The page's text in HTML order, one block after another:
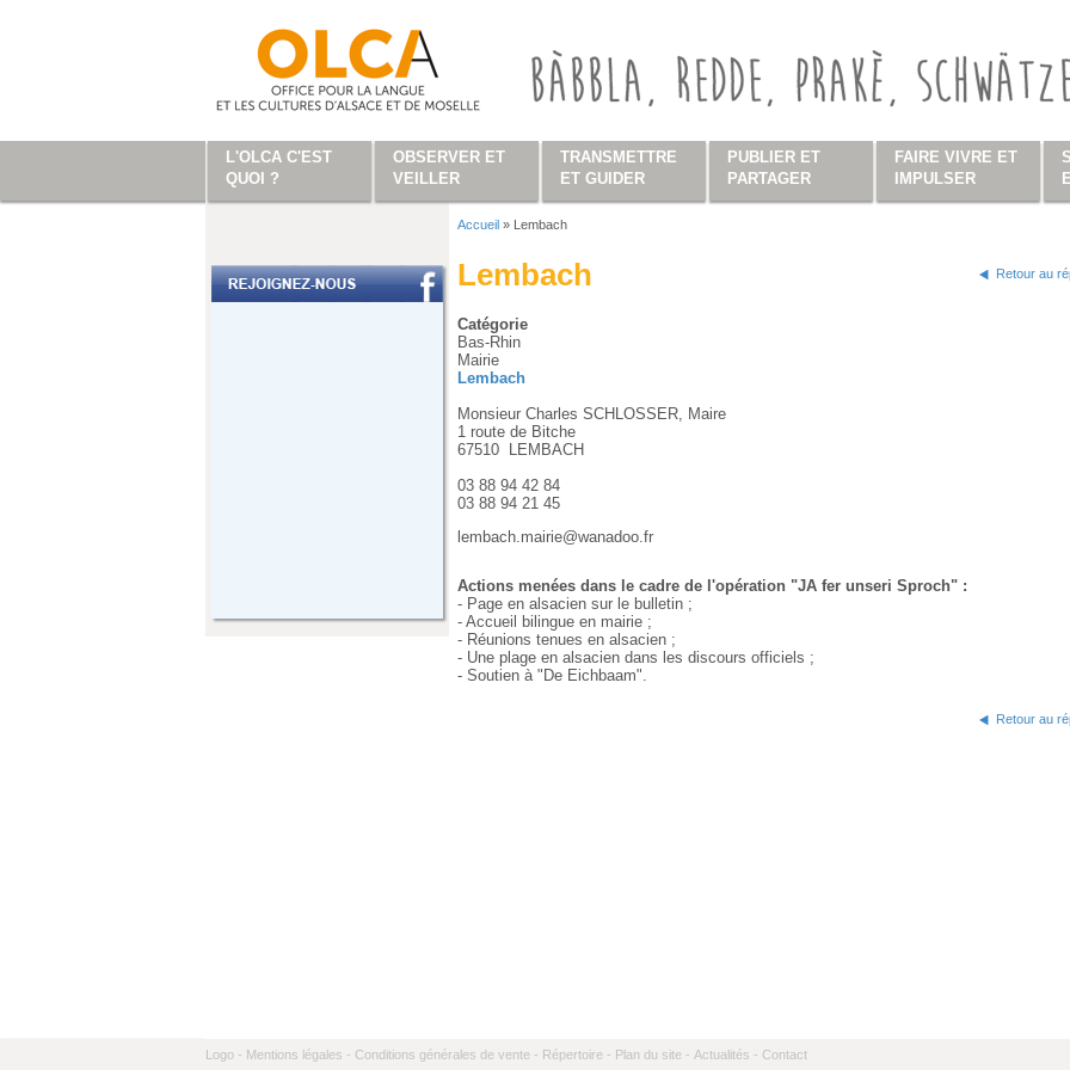
Accueil » Lembach
Retour au
Lembach
Catégorie
Bas-Rhin
Mairie
Lembach
Monsieur Charles SCHLOSSER, Maire
1 route de Bitche
67510
LEMBACH
03 88 94 42 84
03 88 94 21 45
lembach.mairie@wanadoo.fr
Actions menées dans le cadre de l'opération "JA fer unseri Sproch" :
- Page en alsacien sur le bulletin ;
- Accueil bilingue en mairie ;
- Réunions tenues en alsacien ;
- Une plage en alsacien dans les discours officiels ;
- Soutien à "De Eichbaam".
Retour au
Logo - Mentions légales - Conditions générales de vente - Répertoire - Plan du site - Actualités - Contact
L'OLCA C'EST
QUOI ?
OBSERVER ET
VEILLER
TRANSMETTRE
ET GUIDER
PUBLIER ET
PARTAGER
FAIRE VIVRE ET
IMPULSER